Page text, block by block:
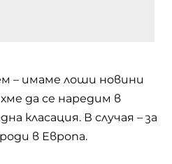
– имаме лоши новини
да се наредим в
класация. В случая – за
в Европа.